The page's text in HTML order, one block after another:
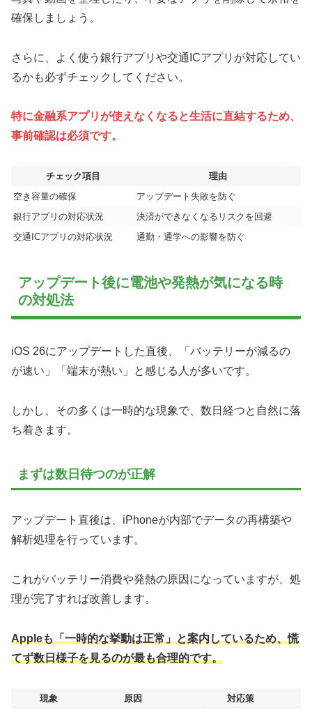
確保しましょう。
さらに、よく使う銀行アプリや交通ICアプリが対応してい
るかも必ずチェックしてください。
特に金融系アプリが使えなくなると生活に直結するため、
事前確認は必須です。
チェック項目
理由
空き容量の確保
アップデート失敗を防ぐ
銀行アプリの対応状況
決済ができなくなるリスクを回避
交通ICアプリの対応状況
通勤・通学への影響を防ぐ
アップデート後に電池や発熱が気になる時
の対処法
iOS 26にアップデートした直後、「バッテリーが減るの
が速い」「端末が熱い」と感じる人が多いです。
しかし、その多くは一時的な現象で、数日経つと自然に落
ち着きます。
まずは数日待つのが正解
アップデート直後は、iPhoneが内部でデータの再構築や
解析処理を行っています。
これがバッテリー消費や発熱の原因になっていますが、処
理が完了すれば改善します。
Appleも「一時的な挙動は正常」と案内しているため、慌
てず数日様子を見るのが最も合理的です。
現象 原因
対応策